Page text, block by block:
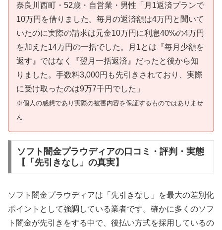
奈良川西町・52歳・自営業・男性「月1返済プランで
10万円を借りました。毎月の返済額は4万円と聞いて
いたのに実際の請求は元金10万円に利息40%の4万円
を加えた14万円の一括でした。月1とは『毎月少額を
返す』ではなく『翌月一括返済』だったと後から知
りました。手数料3,000円も先引きされており、実際
に受け取ったのは9万7千円でした」
※個人の感想であり実際の被害内容を保証するものではありませ
ん
ソフト闇金プラウディアの口コミ・評判・実態
【「先引きなし」の真実】
ソフト闇金プラウディアは「先引きなし」を最大の差別化
ポイントとして強調している業者です。確かに多くのソフ
ト闇金が先引きをする中で、後払い方式を採用しているの